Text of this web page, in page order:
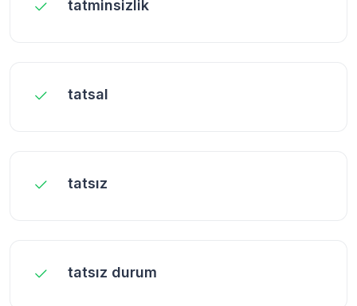
tatminsizlik
tatsal
tatsız
tatsız durum